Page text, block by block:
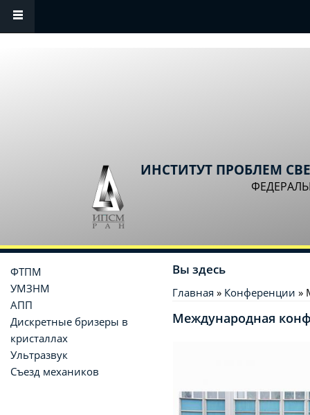
Перейти к основному содержанию
ИНСТИТУТ ПРОБЛЕМ
Вы здесь
Главная » Конференции »
Международная
ФТПМ
УМЗНМ
АПП
Дискретные бризеры в
кристаллах
Ультразвук
Съезд механиков